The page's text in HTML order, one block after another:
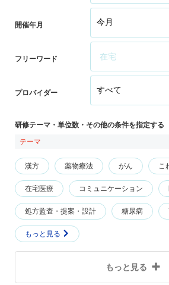
開催年月
フリーワード
プロバイダー
研修テーマ・単位数・その他の条件を指定する
テーマ
漢方 薬物療法 がん こ
在宅医療 コミュニケーション
処方監査・提案・設計 糖尿病
もっと見る
もっと見る